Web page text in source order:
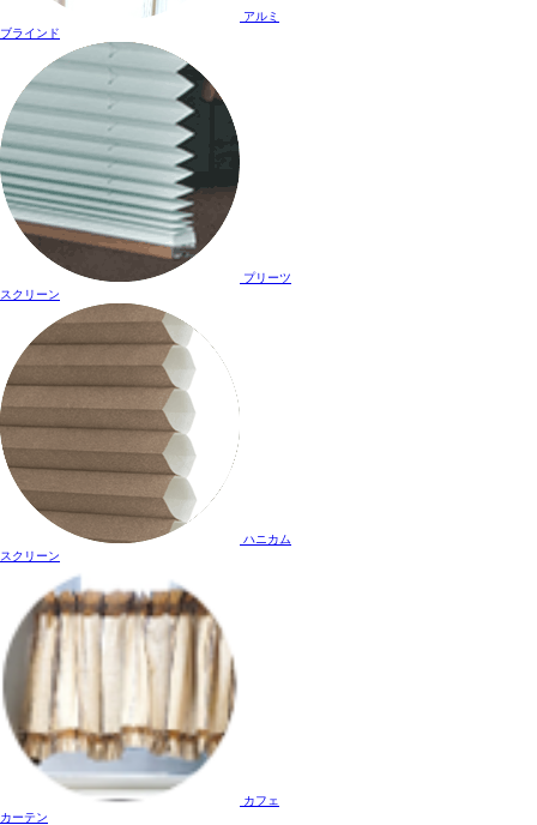
アルミ
ブラインド
プリーツ
スクリーン
ハニカム
スクリーン
カフェ
カーテン